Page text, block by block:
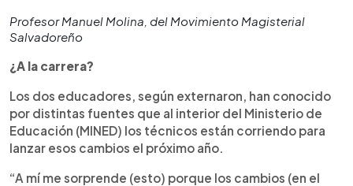
Profesor Manuel Molina, del Movimiento Magisterial
Salvadoreño
¿A la carrera?
Los dos educadores, según externaron, han conocido
por distintas fuentes que al interior del Ministerio de
Educación (MINED) los técnicos están corriendo para
lanzar esos cambios el próximo año.
“A mí me sorprende (esto) porque los cambios (en el